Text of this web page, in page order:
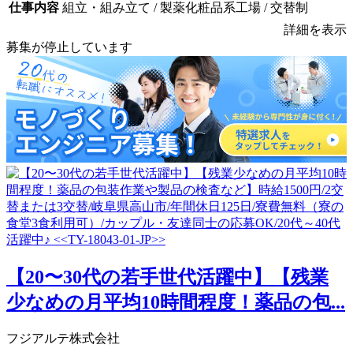
仕事内容 組立・組み立て / 製薬化粧品系工場 / 交替制
詳細を表示
募集が停止しています
【20〜30代の若手世代活躍中】【残業
少なめの月平均10時間程度！薬品の包...
フジアルテ株式会社